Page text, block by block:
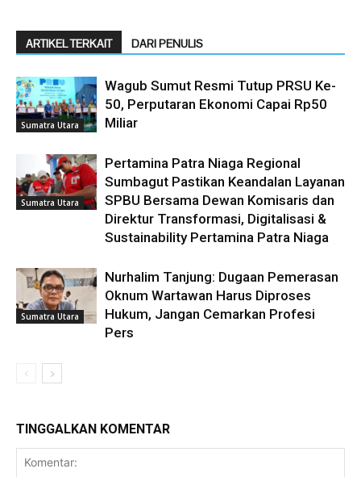
ARTIKEL TERKAIT DARI PENULIS
Sumatra Utara
Wagub Sumut Resmi Tutup PRSU Ke-
50, Perputaran Ekonomi Capai Rp50
Miliar
Sumatra Utara
Pertamina Patra Niaga Regional
Sumbagut Pastikan Keandalan Layanan
SPBU Bersama Dewan Komisaris dan
Direktur Transformasi, Digitalisasi &
Sustainability Pertamina Patra Niaga
Sumatra Utara
Nurhalim Tanjung: Dugaan Pemerasan
Oknum Wartawan Harus Diproses
Hukum, Jangan Cemarkan Profesi
Pers
TINGGALKAN KOMENTAR